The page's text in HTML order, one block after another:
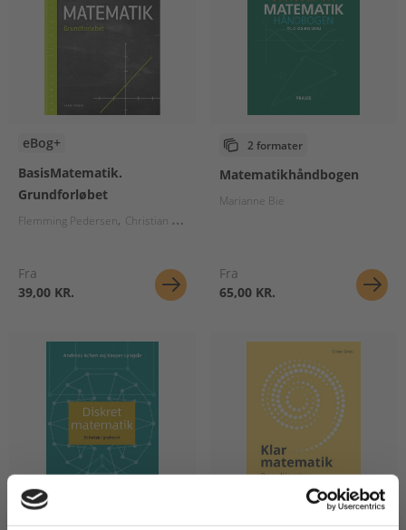
eBog+
BasisMatematik.
Grundforløbet
Flemming Pedersen Christian Thybo
Fra
39,00 KR.
2 formater
Matematikhåndbogen
Marianne Bie
Fra
65,00 KR.